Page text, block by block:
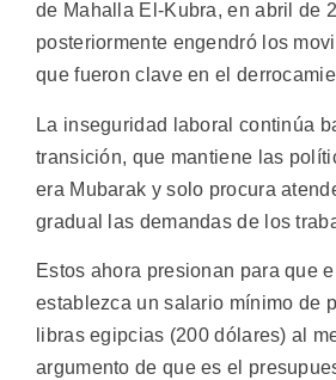
de Mahalla El-Kubra, en abril de
posteriormente engendró los
que fueron clave en el
La inseguridad laboral continúa
transición, que mantiene las
era Mubarak y solo procura
gradual las demandas de los
Estos ahora presionan para que
establezca un salario mínimo de
libras egipcias (200 dólares) al
argumento de que es el